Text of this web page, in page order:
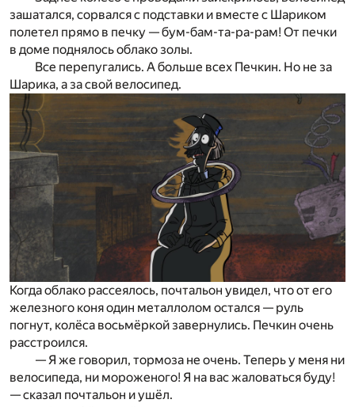
зашатался, сорвался с подставки и вместе с Шариком
полетел прямо в печку — бум-бам-та-ра-рам! От печки
в доме поднялось облако золы.
Все перепугались. А больше всех Печкин. Но не за
Шарика, а за свой велосипед.
Когда облако рассеялось, почтальон увидел, что от его
железного коня один металлолом остался — руль
погнут, колёса восьмёркой завернулись. Печкин очень
расстроился.
— Я же говорил, тормоза не очень. Теперь у меня ни
велосипеда, ни мороженого! Я на вас жаловаться буду!
— сказал почтальон и ушёл.